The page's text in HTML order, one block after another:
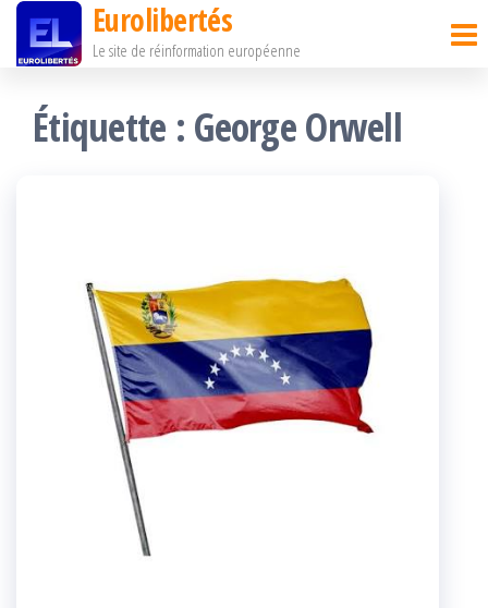
Passer
contenu
Eurolibertés
Le site de réinformation européenne
Étiquette : George Orwell